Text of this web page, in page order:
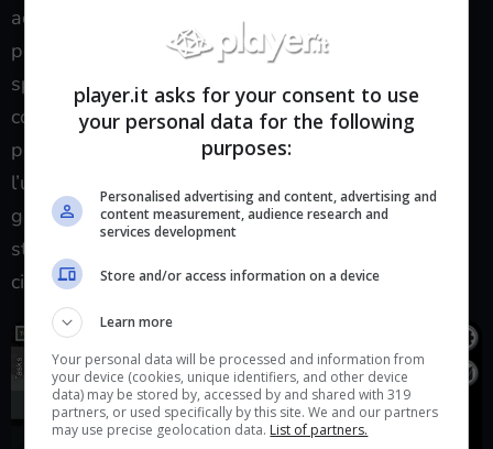
aquesti si impegnano nel fare lo stesso compito,
possiamo confonderci son loro sovrapponendo gli
sprite dei giocatori. In questo modo se usiamo il
comandoKillgenereremo il panico perché nessuno
potrà sapere realmente chi è stato ad effettuare
l’uccisione, restringendo unicamente il campo ai
giocatori presenti all’interno di tale stanza. Questa
strategia da il meglio di sé quando rimangono
cinque o meno giocatori.
player.it asks for your consent to use
your personal data for the following
purposes:
Personalised advertising and content, advertising and
content measurement, audience research and
services development
Store and/or access information on a device
Learn more
Your personal data will be processed and information from
your device (cookies, unique identifiers, and other device
data) may be stored by, accessed by and shared with 319
partners, or used specifically by this site. We and our partners
may use precise geolocation data. List of partners.